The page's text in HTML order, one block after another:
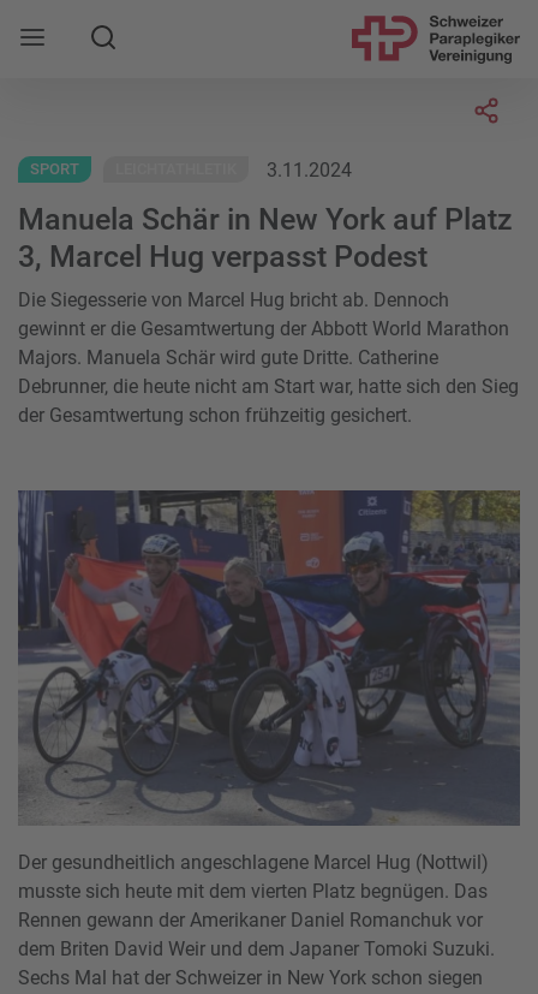
Mobile Navigation öffnen
Suche
SPORT 3.11.2024
Manuela Schär in New York auf Platz
3, Marcel Hug verpasst Podest
Die Siegesserie von Marcel Hug bricht ab. Dennoch
gewinnt er die Gesamtwertung der Abbott World Marathon
Majors. Manuela Schär wird gute Dritte. Catherine
Debrunner, die heute nicht am Start war, hatte sich den Sieg
der Gesamtwertung schon frühzeitig gesichert.
Der gesundheitlich angeschlagene Marcel Hug (Nottwil)
musste sich heute mit dem vierten Platz begnügen. Das
Rennen gewann der Amerikaner Daniel Romanchuk vor
dem Briten David Weir und dem Japaner Tomoki Suzuki.
Sechs Mal hat der Schweizer in New York schon siegen